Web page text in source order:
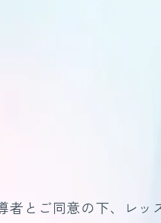
とご同意の下、レッ